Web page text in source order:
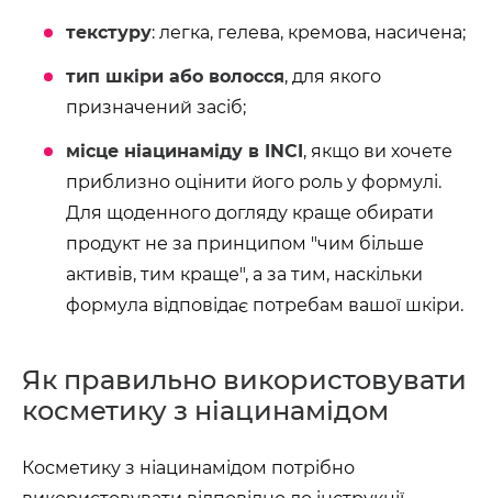
текстуру: легка, гелева, кремова, насичена;
тип шкіри або волосся, для якого
призначений засіб;
місце ніацинаміду в INCI, якщо ви хочете
приблизно оцінити його роль у формулі.
Для щоденного догляду краще обирати
продукт не за принципом "чим більше
активів, тим краще", а за тим, наскільки
формула відповідає потребам вашої шкіри.
Як правильно використовувати
косметику з ніацинамідом
Косметику з ніацинамідом потрібно